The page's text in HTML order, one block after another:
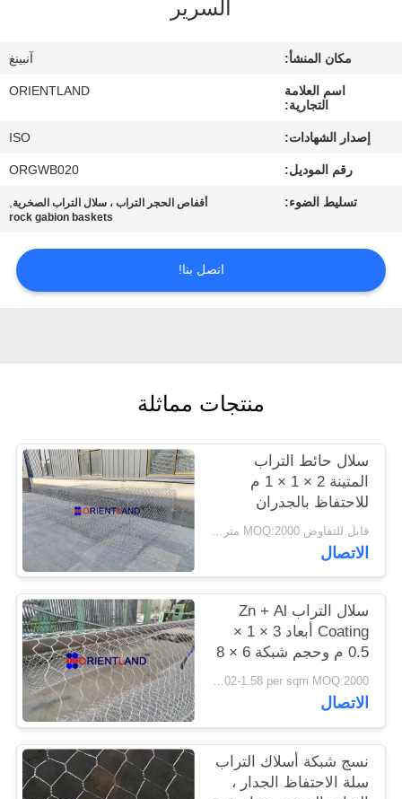
مراقبة
اتصل
اطلب
PRIVACY
POLICY
السرير
مكان المنشأ: آنبينغ
اسم العلامة
التجارية:
ORIENTLAND
إصدار الشهادات: ISO
رقم الموديل: ORGWB020
تسليط الضوء: أقفاص الحجر التراب ، سلال التراب الصخرية,
rock gabion baskets
اتصل بنا!
منتجات مماثلة
سلال حائط التراب
المتينة 2 × 1 × 1 م
للاحتفاظ بالجدران
والمنحدرات
قابل للتفاوض MOQ:2000 متر مربع
الاتصال
سلال التراب Zn + Al
Coating أبعاد 3 × 1 ×
0.5 م وحجم شبكة 6 × 8
USD 1.02-1.58 per sqm MOQ:2000 متر مربع
الاتصال
نسج شبكة أسلاك التراب
سلة الاحتفاظ الجدار ،